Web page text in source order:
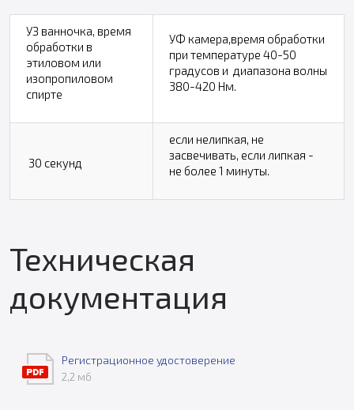
УЗ ванночка, время
обработки в
этиловом или
изопропиловом
спирте
УФ камера,время обработки
при температуре 40-50
градусов и диапазона волны
380-420 Нм.
30 секунд
если нелипкая, не
засвечивать, если липкая -
не более 1 минуты.
Техническая
документация
Регистрационное удостоверение
2,2 мб